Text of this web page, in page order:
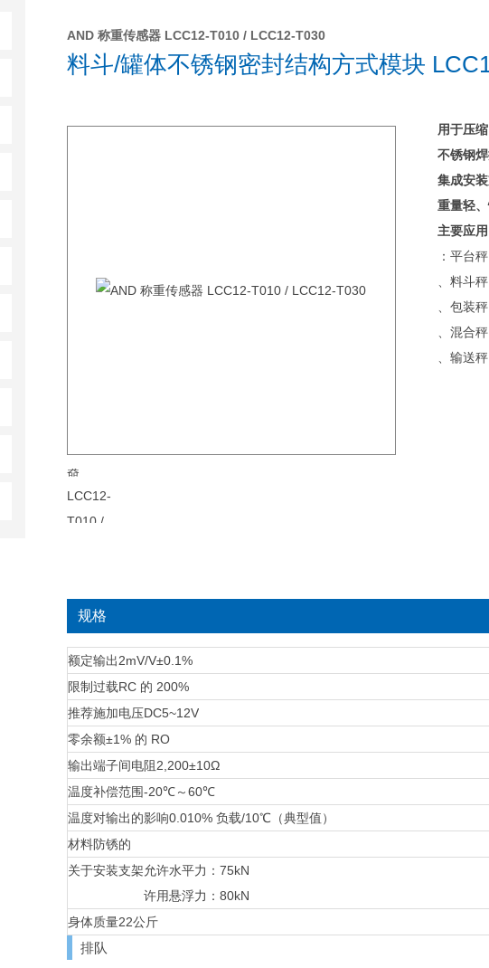
AND 称重传感器 LCC12-T010 / LCC12-T030
料斗/罐体不锈钢密封结构方式模块
用于压缩
不锈钢
集成安装
重量轻、
主要应用
：平台秤
、料斗秤
、包装秤
、混合秤
、输送秤
规格
额定输出2mV/V±0.1%
限制过载RC 的 200%
推荐施加电压DC5~12V
零余额±1% 的 RO
输出端子间电阻2,200±10Ω
温度补偿范围-20℃～60℃
温度对输出的影响0.010% 负载/10℃（典型值）
材料防锈的
关于安装支架允许水平力：75kN
许用悬浮力：80kN
身体质量22公斤
排队